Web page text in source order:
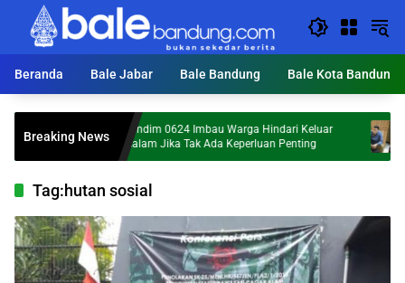
Langsung
konten
Beranda
Bale Jabar Bale Bandung Bale Kota Bandung
Breaking NewsDandim 0624 Imbau Warga Hindari Keluar
Malam Jika Tak Ada Keperluan Penting
Tag:hutan sosial